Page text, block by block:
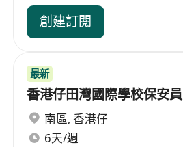
創建訂閱
最新
香港仔田灣國際學校保安員
南區, 香港仔
6天/週